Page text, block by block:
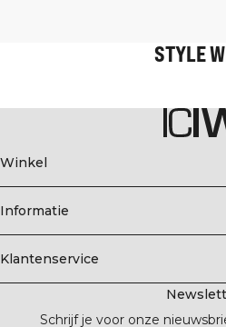
STYLE
Winkel
Informatie
Klantenservice
Schrijf je voor onze